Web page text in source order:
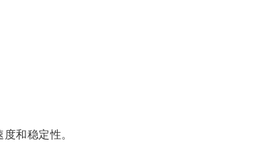
和稳定性。